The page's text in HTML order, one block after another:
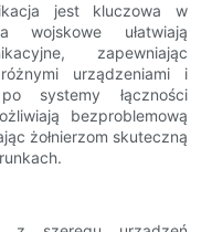
jest kluczowa w
wojskowe ułatwiają
zapewniając
urządzeniami i
systemy łączności
bezproblemową
żołnierzom skuteczną